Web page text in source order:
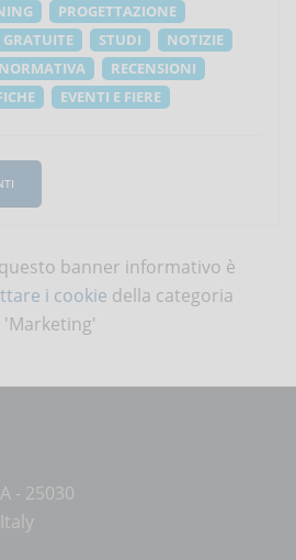
PROGETTAZIONE
GRATUITE STUDI
NOTIZIE
NORMATIVA
RECENSIONI
EVENTI E FIERE
banner informativo è
i cookie della categoria
'Marketing'
- 25030